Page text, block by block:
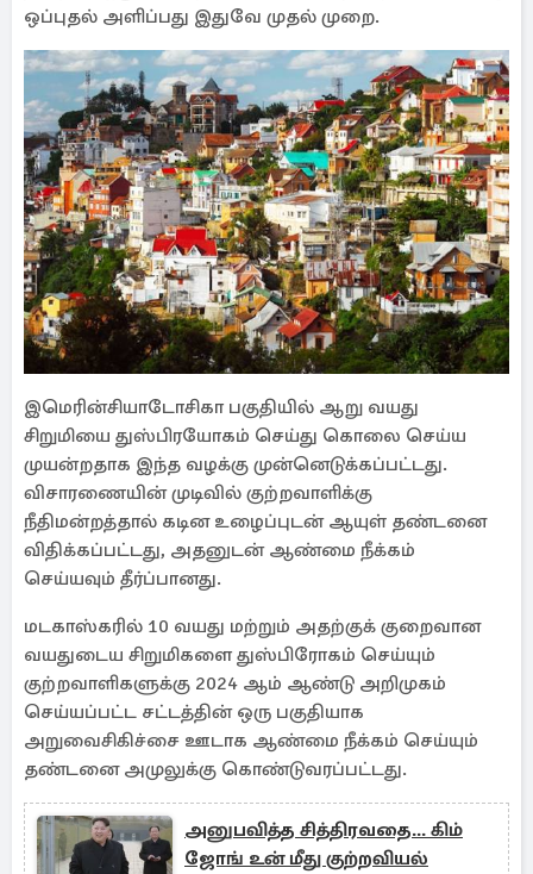
ஒப்புதல் அளிப்பது இதுவே முதல் முறை.
இமெரின்சியாடோசிகா பகுதியில் ஆறு வயது
சிறுமியை துஸ்பிரயோகம் செய்து கொலை செய்ய
முயன்றதாக இந்த வழக்கு முன்னெடுக்கப்பட்டது.
விசாரணையின் முடிவில் குற்றவாளிக்கு
நீதிமன்றத்தால் கடின உழைப்புடன் ஆயுள் தண்டனை
விதிக்கப்பட்டது, அதனுடன் ஆண்மை நீக்கம்
செய்யவும் தீர்ப்பானது.
மடகாஸ்கரில் 10 வயது மற்றும் அதற்குக் குறைவான
வயதுடைய சிறுமிகளை துஸ்பிரோகம் செய்யும்
குற்றவாளிகளுக்கு 2024 ஆம் ஆண்டு அறிமுகம்
செய்யப்பட்ட சட்டத்தின் ஒரு பகுதியாக
அறுவைசிகிச்சை ஊடாக ஆண்மை நீக்கம் செய்யும்
தண்டனை அமுலுக்கு கொண்டுவரப்பட்டது.
அனுபவித்த சித்திரவதை... கிம்
ஜோங் உன் மீது குற்றவியல்